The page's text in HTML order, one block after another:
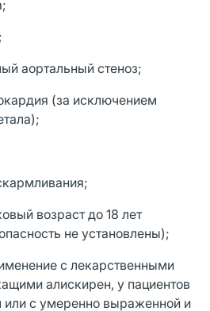
аортальный стеноз;
(за исключением
возраст до 18 лет
не установлены);
с лекарственными
алискирен, у пациентов
с умеренно выраженной и